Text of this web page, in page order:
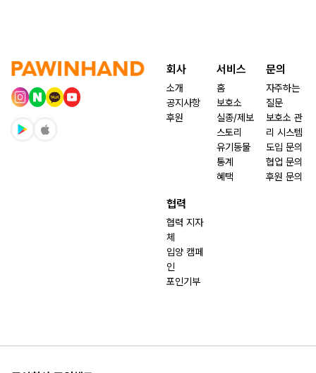
회사
소개
공지사항
후원
서비스
홈
보호소
실종/제보
스토리
유기동물
통계
혜택
문의
자주하는
질문
보호소 관
리 시스템
도입 문의
협업 문의
후원 문의
협력
협력 지자
체
입양 캠페
인
포인기부